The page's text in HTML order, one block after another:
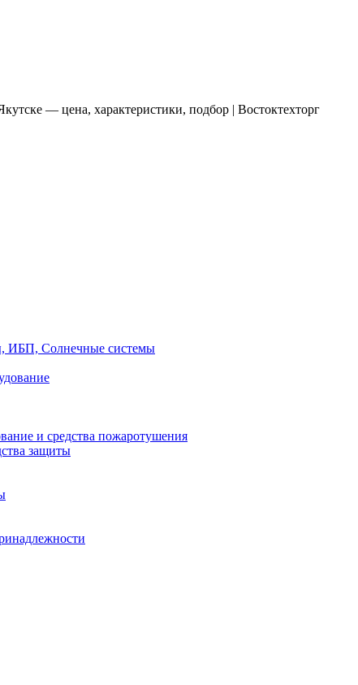
— цена, характеристики, подбор | Востоктехторг
ИБП, Солнечные системы
и средства пожаротушения
защиты